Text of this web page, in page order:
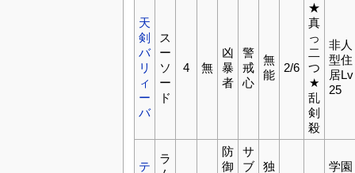
天
剣
バ
リ
ィ
ー
バ
ス
ー
ソ
ー
ド
4 無
凶
暴
者
警
戒
心
無
能
2/6
★
真
っ
二
つ
★
乱
剣
殺
非人
型住
居Lv
25
テ
ラ
防
御
サ
ブ
独 学園